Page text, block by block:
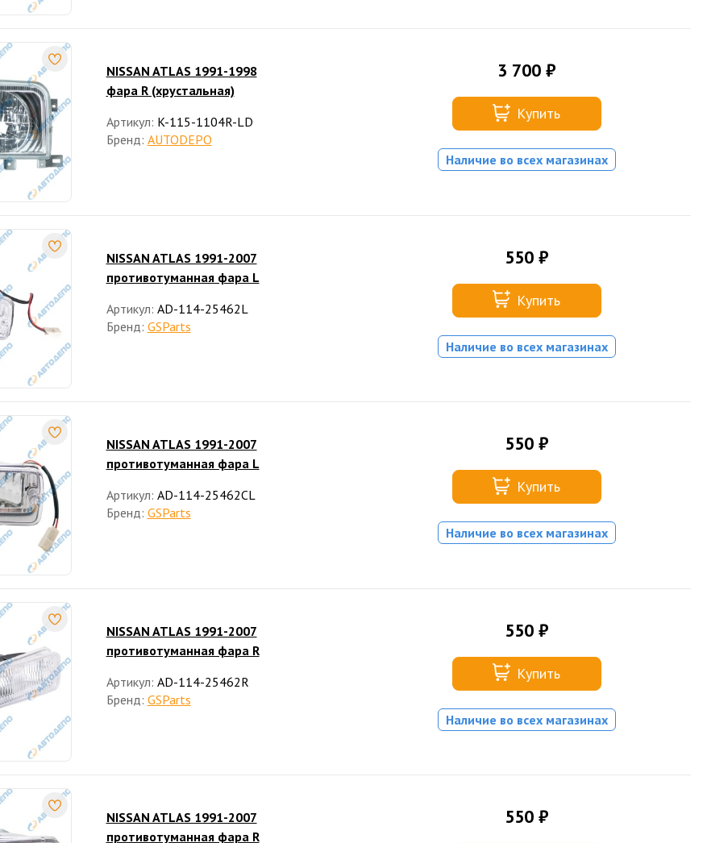
NISSAN ATLAS 1991-1998
фара R (хрустальная)
Артикул: K-115-1104R-LD
Бренд: AUTODEPO
3 700 ₽
Купить
Наличие во всех магазинах
NISSAN ATLAS 1991-2007
противотуманная фара L
Артикул: AD-114-25462L
Бренд: GSParts
550 ₽
Купить
Наличие во всех магазинах
NISSAN ATLAS 1991-2007
противотуманная фара L
Артикул: AD-114-25462CL
Бренд: GSParts
550 ₽
Купить
Наличие во всех магазинах
NISSAN ATLAS 1991-2007
противотуманная фара R
Артикул: AD-114-25462R
Бренд: GSParts
550 ₽
Купить
Наличие во всех магазинах
NISSAN ATLAS 1991-2007
противотуманная фара R
550 ₽